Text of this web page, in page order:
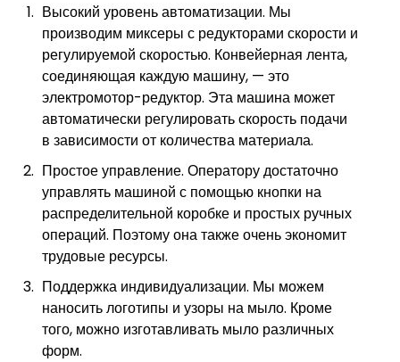
Высокий уровень автоматизации. Мы
производим миксеры с редукторами скорости и
регулируемой скоростью. Конвейерная лента,
соединяющая каждую машину, — это
электромотор-редуктор. Эта машина может
автоматически регулировать скорость подачи
в зависимости от количества материала.
Простое управление. Оператору достаточно
управлять машиной с помощью кнопки на
распределительной коробке и простых ручных
операций. Поэтому она также очень экономит
трудовые ресурсы.
Поддержка индивидуализации. Мы можем
наносить логотипы и узоры на мыло. Кроме
того, можно изготавливать мыло различных
форм.